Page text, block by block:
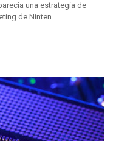
una estrategia de
de Ninten…